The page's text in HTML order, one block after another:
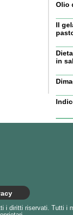
Olio
Il
in
i diritti riservati. Tutti i